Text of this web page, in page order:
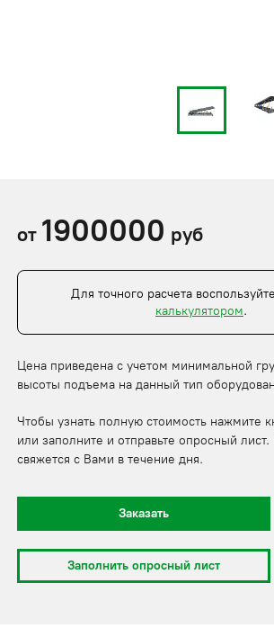
от 1900000 руб
Для точного расчета
калькулятором.
Цена приведена с учетом минимальной
высоты подъема на данный тип
Чтобы узнать полную стоимость нажмите
или заполните и отправьте опросный
свяжется с Вами в течение дня.
Заказать
Заполнить опросный лист